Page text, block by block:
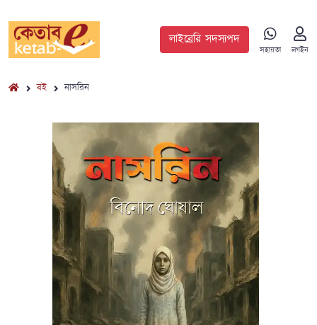
লাইব্রেরি সদস্যপদ
সহায়তা লগইন
বই নাসরিন